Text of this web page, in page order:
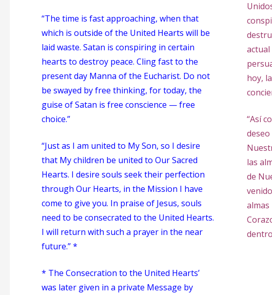
“The time is fast approaching, when that
which is outside of the United Hearts will be
laid waste. Satan is conspiring in certain
hearts to destroy peace. Cling fast to the
present day Manna of the Eucharist. Do not
be swayed by free thinking, for today, the
guise of Satan is free conscience — free
choice.”
“Just as I am united to My Son, so I desire
that My children be united to Our Sacred
Hearts. I desire souls seek their perfection
through Our Hearts, in the Mission I have
come to give you. In praise of Jesus, souls
need to be consecrated to the United Hearts.
I will return with such a prayer in the near
future.” *
* The Consecration to the United Hearts’
was later given in a private Message by
actual
hoy,
“Así
las
de
almas